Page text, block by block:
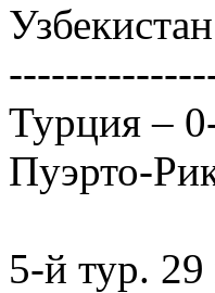
Турция –
Пуэрто-
5-й тур.